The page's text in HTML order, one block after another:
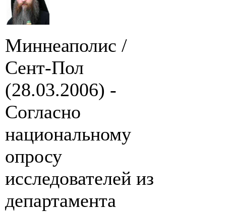
Миннеаполис /
Сент-Пол
(28.03.2006) -
Согласно
национальному
опросу
исследователей из
департамента